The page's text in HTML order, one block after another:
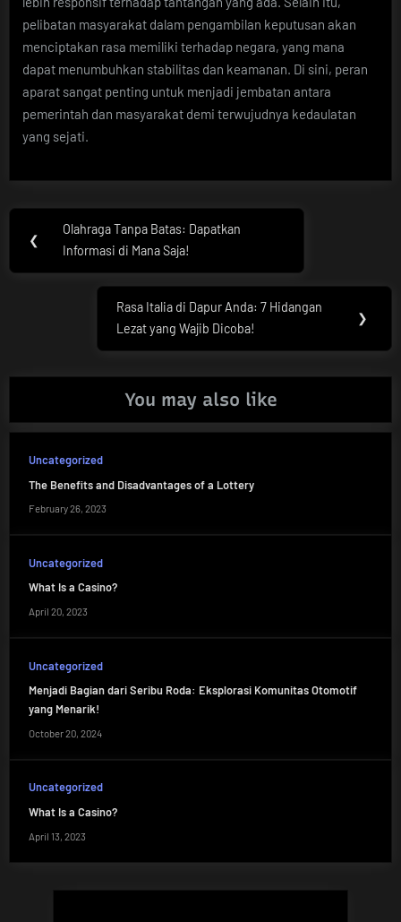
pelibatan masyarakat dalam pengambilan keputusan akan
menciptakan rasa memiliki terhadap negara, yang mana
dapat menumbuhkan stabilitas dan keamanan. Di sini, peran
aparat sangat penting untuk menjadi jembatan antara
pemerintah dan masyarakat demi terwujudnya kedaulatan
yang sejati.
Post
navigation
❮
Previous
Post:
Olahraga Tanpa Batas: Dapatkan
Informasi di Mana Saja!
Next
Post:
Rasa Italia di Dapur Anda: 7 Hidangan
Lezat yang Wajib Dicoba!
❯
You may also like
Uncategorized
The Benefits and Disadvantages of a Lottery
February 26, 2023
Uncategorized
What Is a Casino?
April 20, 2023
Uncategorized
Menjadi Bagian dari Seribu Roda: Eksplorasi Komunitas Otomotif
yang Menarik!
October 20, 2024
Uncategorized
What Is a Casino?
April 13, 2023